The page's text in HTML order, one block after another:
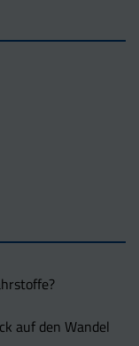
auf den Wandel